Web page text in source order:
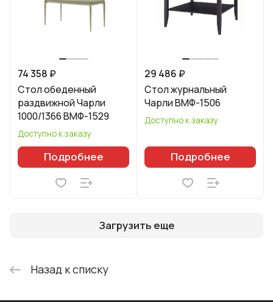
74 358 ₽
Стол обеденный
раздвижной Чарли
1000/1366 ВМФ-1529
Доступно к заказу
Подробнее
29 486 ₽
Стол журнальный
Чарли ВМФ-1506
Доступно к заказу
Подробнее
Загрузить еще
Назад к списку